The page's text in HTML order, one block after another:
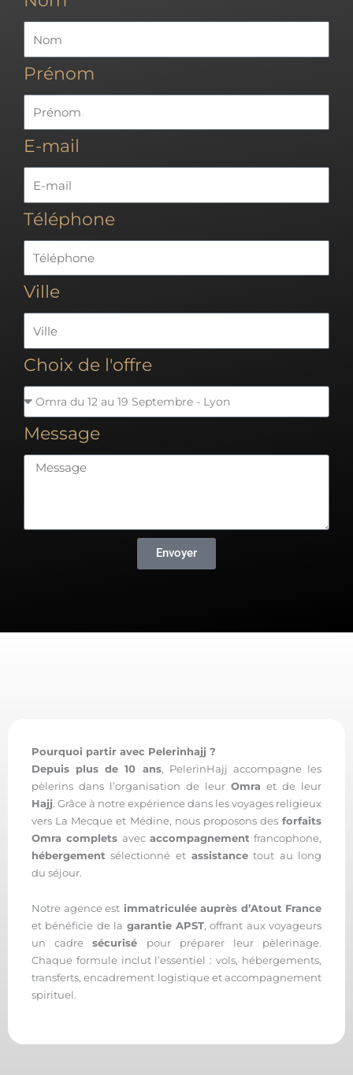
Prénom
E-mail
Téléphone
Ville
Choix de l'offre
Message
Envoyer
Pourquoi partir avec Pelerinhajj ?
Depuis plus de 10 ans, PelerinHajj accompagne les
pèlerins dans l’organisation de leur Omra et de leur
Hajj. Grâce à notre expérience dans les voyages religieux
vers La Mecque et Médine, nous proposons desforfaits
Omra complets avec accompagnement francophone,
hébergement sélectionné etassistance tout au long
du séjour.
Notre agence est immatriculée auprès d’Atout France
et bénéficie de la garantie APST, offrant aux voyageurs
un cadresécurisé pour préparer leur pèlerinage.
Chaque formule inclut l’essentiel : vols, hébergements,
transferts, encadrement logistique et accompagnement
spirituel.